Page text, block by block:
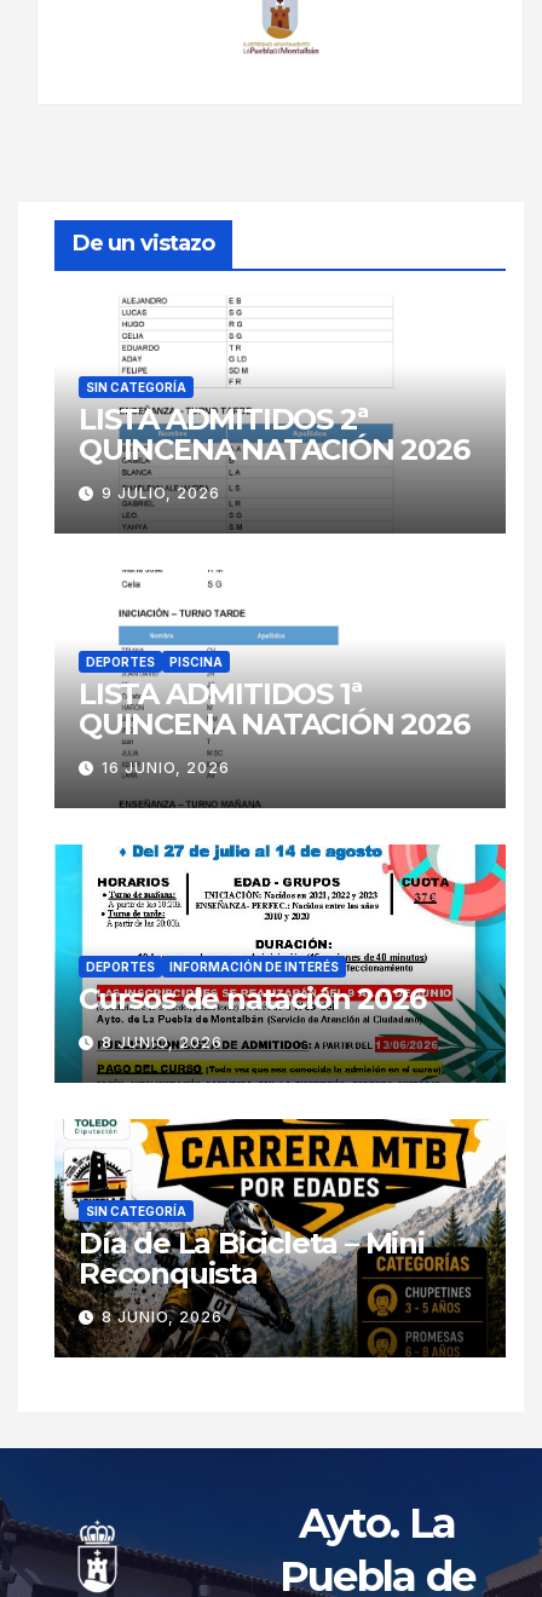
De un vistazo
SIN CATEGORÍA
LISTA ADMITIDOS 2ª
QUINCENA NATACIÓN 2026
9 JULIO, 2026
DEPORTES PISCINA
LISTA ADMITIDOS 1ª
QUINCENA NATACIÓN 2026
16 JUNIO, 2026
DEPORTES INFORMACIÓN DE INTERÉS
Cursos de natación 2026
8 JUNIO, 2026
SIN CATEGORÍA
Día de La Bicicleta – Mini
Reconquista
8 JUNIO, 2026
Ayto. La
Puebla de